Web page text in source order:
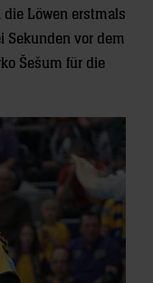
Löwen erstmals
Sekunden vor dem
Šešum für die